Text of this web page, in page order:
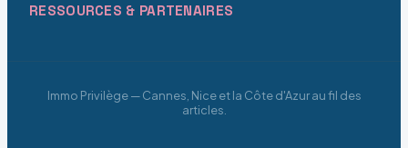
RESSOURCES & PARTENAIRES
Immo Privilège — Cannes, Nice et la Côte d'Azur au fil des
articles.